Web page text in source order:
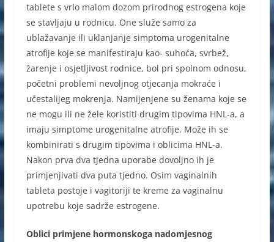
tablete s vrlo malom dozom prirodnog estrogena koje
se stavljaju u rodnicu. One služe samo za
ublažavanje ili uklanjanje simptoma urogenitalne
atrofije koje se manifestiraju kao- suhoća, svrbež,
žarenje i osjetljivost rodnice, bol pri spolnom odnosu,
početni problemi nevoljnog otjecanja mokraće i
učestalijeg mokrenja. Namijenjene su ženama koje se
ne mogu ili ne žele koristiti drugim tipovima HNL-a, a
imaju simptome urogenitalne atrofije. Može ih se
kombinirati s drugim tipovima i oblicima HNL-a.
Nakon prva dva tjedna uporabe dovoljno ih je
primjenjivati dva puta tjedno. Osim vaginalnih
tableta postoje i vagitoriji te kreme za vaginalnu
upotrebu koje sadrže estrogene.
Oblici primjene hormonskoga nadomjesnog